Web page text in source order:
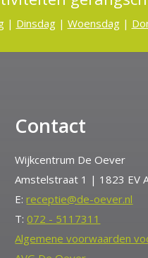
| Dinsdag| Woensdag|
Contact
Wijkcentrum De Oever
Amstelstraat 1 | 1823 EV
E: receptie@de-oever.nl
T: 072 - 5117311
Algemene voorwaarden